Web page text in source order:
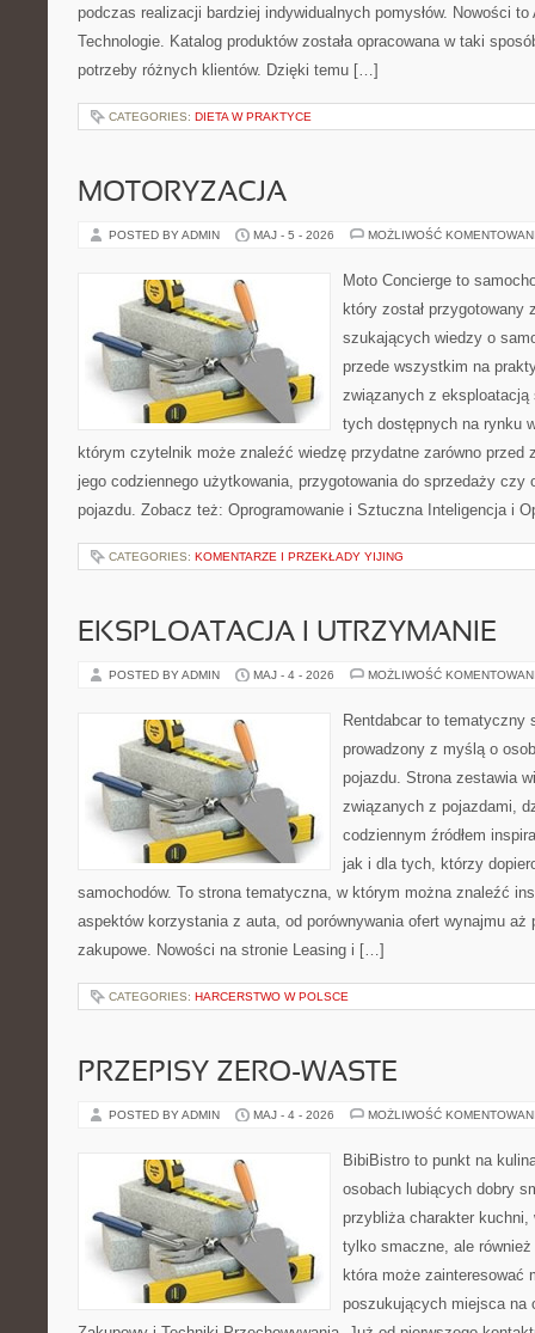
podczas realizacji bardziej indywidualnych pomysłów. Nowości
Technologie. Katalog produktów została opracowana w taki
potrzeby różnych klientów. Dzięki temu […]
CATEGORIES: DIETA W PRAKTYCE
MOTORYZACJA
POSTED BY ADMIN MAJ - 5 - 2026 MOŻLIWOŚĆ
Moto Concierge to
który został przygotowany
szukających wiedzy o
przede wszystkim na
związanych z eksploatacją
tych dostępnych na rynku
którym czytelnik może znaleźć wiedzę przydatne zarówno przed
jego codziennego użytkowania, przygotowania do sprzedaży czy
pojazdu. Zobacz też: Oprogramowanie i Sztuczna Inteligencja i
CATEGORIES: KOMENTARZE I PRZEKŁADY YIJING
EKSPLOATACJA I UTRZYMANIE
POSTED BY ADMIN MAJ - 4 - 2026 MOŻLIWOŚĆ
Rentdabcar to tematyczny
prowadzony z myślą o
pojazdu. Strona zestawia
związanych z pojazdami,
codziennym źródłem
jak i dla tych, którzy
samochodów. To strona tematyczna, w którym można znaleźć
aspektów korzystania z auta, od porównywania ofert wynajmu aż
zakupowe. Nowości na stronie Leasing i […]
CATEGORIES: HARCERSTWO W POLSCE
PRZEPISY ZERO-WASTE
POSTED BY ADMIN MAJ - 4 - 2026 MOŻLIWOŚĆ
BibiBistro to punkt na
osobach lubiących dobry
przybliża charakter
tylko smaczne, ale
która może zainteresować
poszukujących miejsca na